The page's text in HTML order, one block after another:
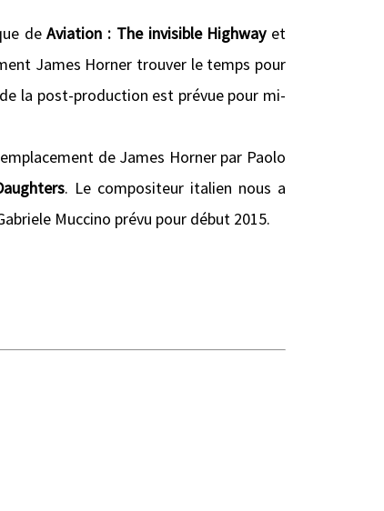
deAviation : The invisible Highwayet
James Horner trouver le temps pour
la post-production est prévue pour mi-
de James Horner par Paolo
. Le compositeur italien nous a
Muccino prévu pour début 2015.